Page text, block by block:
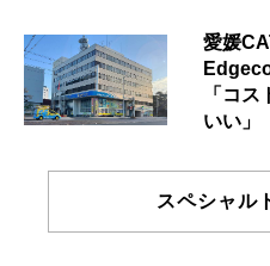
愛媛
「コ
いい」
スペシャル